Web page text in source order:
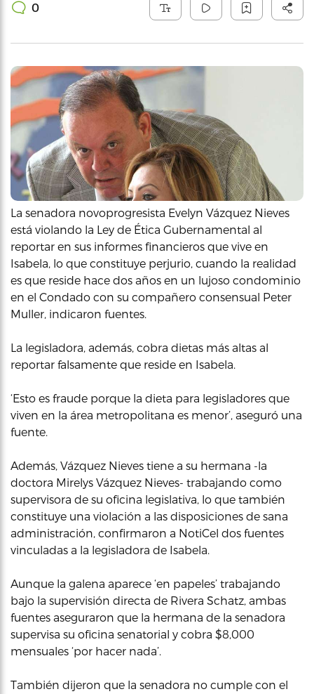
0
La senadora novoprogresista Evelyn Vázquez Nieves
está violando la Ley de Ética Gubernamental al
reportar en sus informes financieros que vive en
Isabela, lo que constituye perjurio, cuando la realidad
es que reside hace dos años en un lujoso condominio
en el Condado con su compañero consensual Peter
Muller, indicaron fuentes.
La legisladora, además, cobra dietas más altas al
reportar falsamente que reside en Isabela.
‘Esto es fraude porque la dieta para legisladores que
viven en la área metropolitana es menor’, aseguró una
fuente.
Además, Vázquez Nieves tiene a su hermana -la
doctora Mirelys Vázquez Nieves- trabajando como
supervisora de su oficina legislativa, lo que también
constituye una violación a las disposiciones de sana
administración, confirmaron a NotiCel dos fuentes
vinculadas a la legisladora de Isabela.
Aunque la galena aparece ‘en papeles’ trabajando
bajo la supervisión directa de Rivera Schatz, ambas
fuentes aseguraron que la hermana de la senadora
supervisa su oficina senatorial y cobra $8,000
mensuales ‘por hacer nada’.
También dijeron que la senadora no cumple con el